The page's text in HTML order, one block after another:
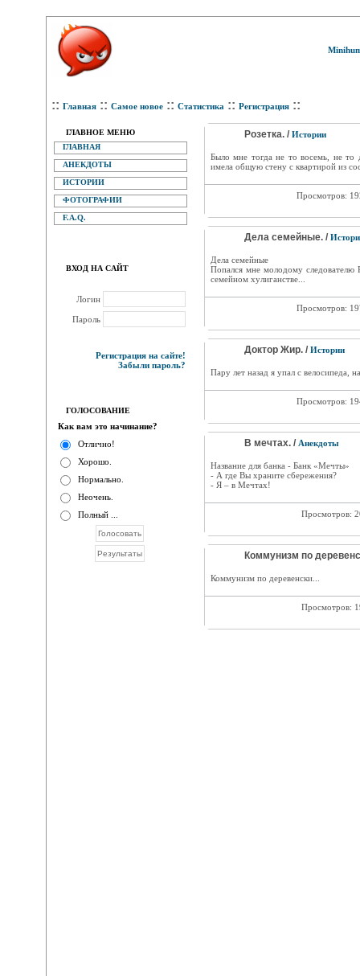
:: Главная :: Самое новое :: Статистика :: Регистрация ::
ГЛАВНОЕ МЕНЮ
ГЛАВНАЯ
АНЕКДОТЫ
ИСТОРИИ
ФОТОГРАФИИ
F.A.Q.
ВХОД НА САЙТ
Логин
Пароль
Регистрация на сайте!
Забыли пароль?
ГОЛОСОВАНИЕ
Как вам это начинание?
Отлично!
Хорошо.
Нормально.
Неочень.
Полный ...
Розетка. / Истории
Было мне тогда не то восемь, не
имела общую стену с квартирой из
Просмотров:
Дела семейные. /
Дела семейные
Попался мне молодому следователю
семейном хулиганстве...
Просмотров:
Доктор Жир. / Истории
Пару лет назад я упал с велосипеда,
Просмотров:
В мечтах. / Анекдоты
Название для банка - Банк «Мечты»
- А где Вы храните сбережения?
- Я – в Мечтах!
Просмотров:
Коммунизм по
Коммунизм по деревенски...
Просмотров: